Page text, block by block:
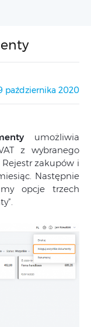
października 2020
umożliwia
z wybranego
zakupów i
Następnie
opcje trzech